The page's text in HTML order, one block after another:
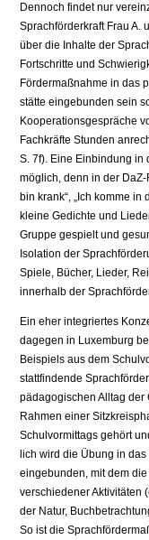
Dennoch findet nur
Sprachförderkraft Frau A.
über die Inhalte der
Fortschritte und
Fördermaßnahme in das
stätte eingebunden sein
Kooperationsgespräche
Fachkräfte Stunden
S. 7f). Eine Einbindung in
möglich, denn in der
bin krank“, „Ich komme
kleine Gedichte und
Gruppe gespielt und
Isolation der
Spiele, Bücher, Lieder,
innerhalb der
Ein eher integriertes
dagegen in Luxemburg
Beispiels aus dem
stattfindende
pädagogischen Alltag der
Rahmen einer
Schulvormittags gehört
lich wird die Übung in
eingebunden, mit dem
verschiedener Aktivitäten
der Natur,
So ist die